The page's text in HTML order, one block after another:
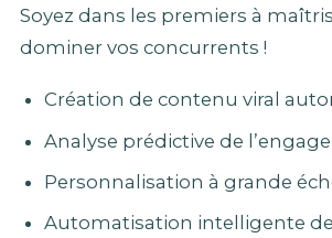
Soyez dans les premiers à
dominer vos concurrents !
Création de contenu viral
Analyse prédictive de
Personnalisation à grande
Automatisation intelligente